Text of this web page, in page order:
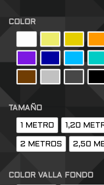
COLOR
TAMAÑO
1 METRO 1,20
2 METROS 2,50
COLOR VALLA FONDO